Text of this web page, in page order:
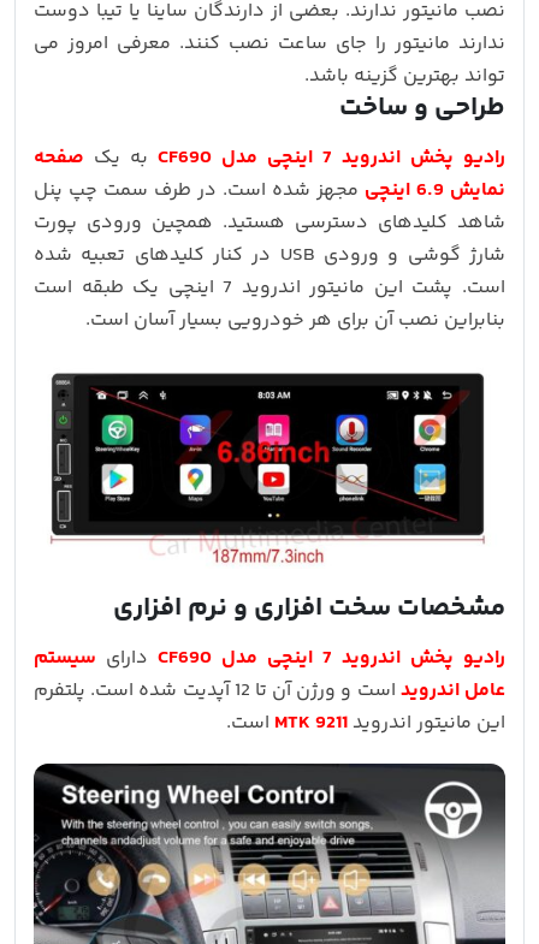
نصب مانیتور ندارند. بعضی از دارندگان ساینا یا تیبا دوست
ندارند مانیتور را جای ساعت نصب کنند. معرفی امروز می
تواند بهترین گزینه باشد.
طراحی و ساخت
رادیو پخش اندروید 7 اینچی مدل CF690 به یک صفحه
نمایش 6.9 اینچی
مجهز شده است. در طرف سمت چپ پنل
شاهد کلیدهای دسترسی هستید. همچین ورودی پورت
شارژ گوشی و ورودی USB در کنار کلیدهای تعبیه شده
است. پشت این مانیتور اندروید 7 اینچی یک طبقه است
بنابراین نصب آن برای هر خودرویی بسیار آسان است.
مشخصات سخت افزاری و نرم افزاری
رادیو پخش اندروید 7 اینچی مدل CF690 دارای سیستم
عامل اندروید
است و ورژن آن تا 12 آپدیت شده است. پلتفرم
این مانیتور اندروید MTK 9211 است.